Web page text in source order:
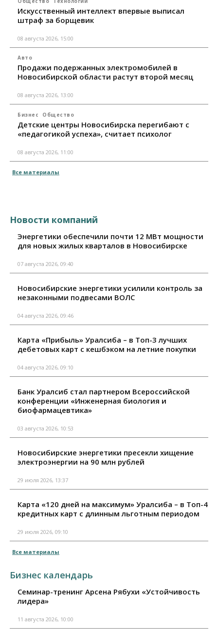
Искусственный интеллект впервые выписал
штраф за борщевик
08 августа 2026, 15:00
Авто
Продажи подержанных электромобилей в
Новосибирской области растут второй месяц
08 августа 2026, 13:00
Бизнес Общество
Детские центры Новосибирска перегибают с
«педагогикой успеха», считает психолог
08 августа 2026, 11:00
Все материалы
Новости компаний
Энергетики обеспечили почти 12 МВт мощности
для новых жилых кварталов в Новосибирске
07 августа 2026, 09:40
Новосибирские энергетики усилили контроль за
незаконными подвесами ВОЛС
04 августа 2026, 09:46
Карта «Прибыль» Уралсиба – в Топ-3 лучших
дебетовых карт с кешбэком на летние покупки
04 августа 2026, 09:10
Банк Уралсиб стал партнером Всероссийской
конференции «Инженерная биология и
биофармацевтика»
03 августа 2026, 10:53
Новосибирские энергетики пресекли хищение
электроэнергии на 90 млн рублей
29 июля 2026, 13:37
Карта «120 дней на максимум» Уралсиба – в Топ-4
кредитных карт с длинным льготным периодом
29 июля 2026, 09:10
Все материалы
Бизнес календарь
Семинар-тренинг Арсена Рябухи «Устойчивость
лидера»
11 августа 2026, 10:00